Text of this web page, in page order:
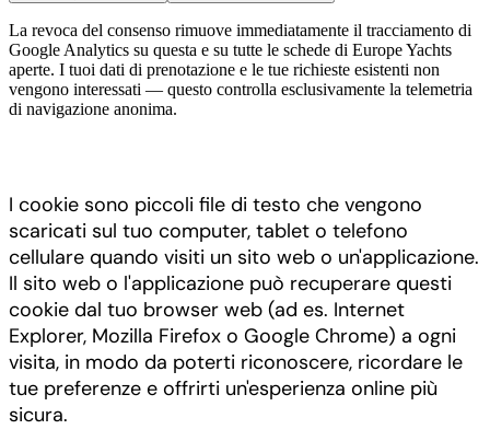
La revoca del consenso rimuove immediatamente il tracciamento di
Google Analytics su questa e su tutte le schede di Europe Yachts
aperte. I tuoi dati di prenotazione e le tue richieste esistenti non
vengono interessati — questo controlla esclusivamente la telemetria
di navigazione anonima.
I cookie sono piccoli file di testo che vengono
scaricati sul tuo computer, tablet o telefono
cellulare quando visiti un sito web o un'applicazione.
Il sito web o l'applicazione può recuperare questi
cookie dal tuo browser web (ad es. Internet
Explorer, Mozilla Firefox o Google Chrome) a ogni
visita, in modo da poterti riconoscere, ricordare le
tue preferenze e offrirti un'esperienza online più
sicura.